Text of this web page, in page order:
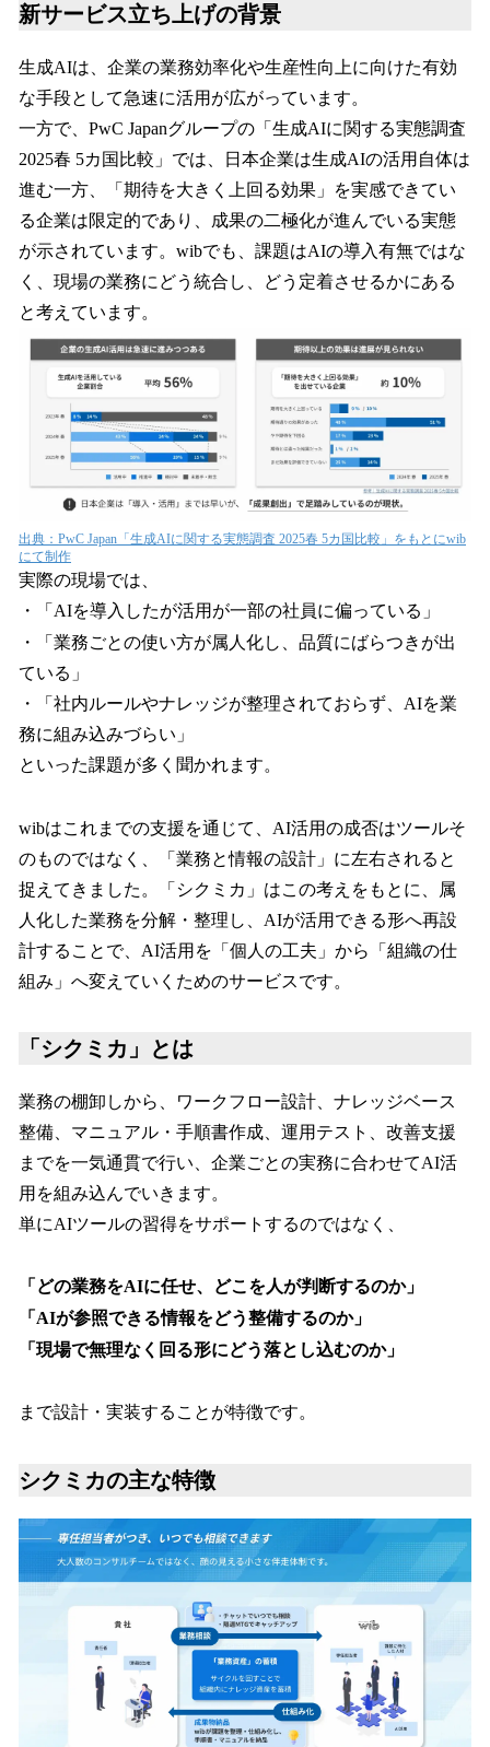
新サービス立ち上げの背景
生成AIは、企業の業務効率化や生産性向上に向けた有効
な手段として急速に活用が広がっています。
一方で、PwC Japanグループの「生成AIに関する実態調査
2025春 5カ国比較」では、日本企業は生成AIの活用自体は
進む一方、「期待を大きく上回る効果」を実感できてい
る企業は限定的であり、成果の二極化が進んでいる実態
が示されています。wibでも、課題はAIの導入有無ではな
く、現場の業務にどう統合し、どう定着させるかにある
と考えています。
出典：PwC Japan「生成AIに関する実態調査 2025春 5カ国比較」をもとにwib
にて制作
実際の現場では、
・「AIを導入したが活用が一部の社員に偏っている」
・「業務ごとの使い方が属人化し、品質にばらつきが出
ている」
・「社内ルールやナレッジが整理されておらず、AIを業
務に組み込みづらい」
といった課題が多く聞かれます。
wibはこれまでの支援を通じて、AI活用の成否はツールそ
のものではなく、「業務と情報の設計」に左右されると
捉えてきました。「シクミカ」はこの考えをもとに、属
人化した業務を分解・整理し、AIが活用できる形へ再設
計することで、AI活用を「個人の工夫」から「組織の仕
組み」へ変えていくためのサービスです。
「シクミカ」とは
業務の棚卸しから、ワークフロー設計、ナレッジベース
整備、マニュアル・手順書作成、運用テスト、改善支援
までを一気通貫で行い、企業ごとの実務に合わせてAI活
用を組み込んでいきます。
単にAIツールの習得をサポートするのではなく、
「どの業務をAIに任せ、どこを人が判断するのか」
「AIが参照できる情報をどう整備するのか」
「現場で無理なく回る形にどう落とし込むのか」
まで設計・実装することが特徴です。
シクミカの主な特徴